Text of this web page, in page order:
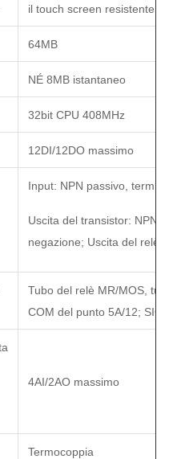
il touch screen resistente
64MB
NÉ 8MB istantaneo
32bit CPU 408MHz
12DI/12DO massimo
Input: NPN passivo,
Uscita del transistor: NPN
negazione; Uscita del relè:
Tubo del relè MR/MOS,
COM del punto 5A/12;
4AI/2AO massimo
Termocoppia